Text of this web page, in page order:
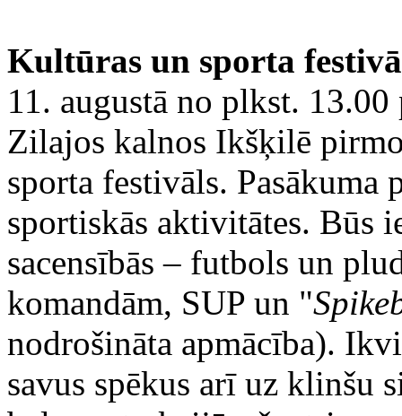
Kultūras un sporta
11. augustā no plkst.
Zilajos kalnos Ikšķilē
sporta festivāls. Pasākuma
sportiskās aktivitātes. Būs
sacensībās – futbols un
komandām, SUP un "
nodrošināta apmācība).
savus spēkus arī uz klinšu